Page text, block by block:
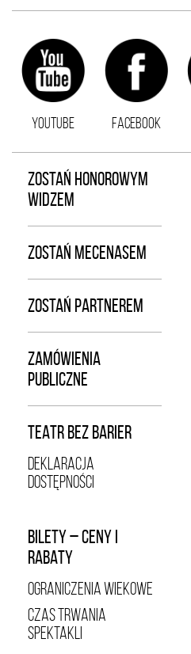
YOUTUBE FACEBOOK
ZOSTAŃ HONOROWYM
WIDZEM
ZOSTAŃ MECENASEM
ZOSTAŃ PARTNEREM
ZAMÓWIENIA
PUBLICZNE
TEATR BEZ BARIER
DEKLARACJA
DOSTĘPNOŚCI
BILETY – CENY I
RABATY
OGRANICZENIA WIEKOWE
CZAS TRWANIA
SPEKTAKLI